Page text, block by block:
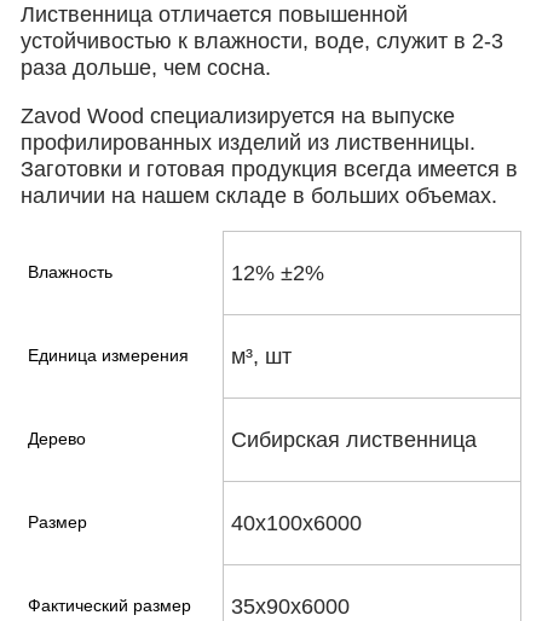
Лиственница отличается повышенной
устойчивостью к влажности, воде, служит в 2-3
раза дольше, чем сосна.
Zavod Wood специализируется на выпуске
профилированных изделий из лиственницы.
Заготовки и готовая продукция всегда имеется в
наличии на нашем складе в больших объемах.
Влажность 12% ±2%
Единица измерения м³, шт
Дерево Сибирская лиственница
Размер 40х100х6000
Фактический размер 35х90х6000